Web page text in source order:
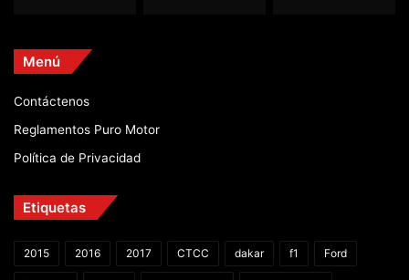
Menú
Contáctenos
Reglamentos Puro Motor
Política de Privacidad
Etiquetas
2015 2016 2017 CTCC dakar f1 Ford